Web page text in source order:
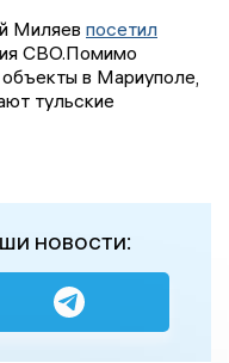
Миляев посетил
СВО.Помимо
в Мариуполе,
тульские
новости: